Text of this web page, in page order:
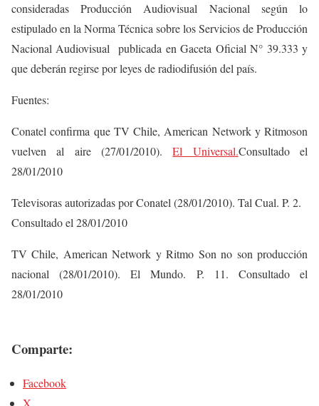
consideradas Producción Audiovisual Nacional según lo
estipulado en la Norma Técnica sobre los Servicios de Producción
Nacional Audiovisual publicada en Gaceta Oficial N° 39.333 y
que deberán regirse por leyes de radiodifusión del país.
Fuentes:
Conatel confirma que TV Chile, American Network y Ritmoson
vuelven al aire (27/01/2010).El Universal.Consultado el
28/01/2010
Televisoras autorizadas por Conatel (28/01/2010). Tal Cual. P. 2.
Consultado el 28/01/2010
TV Chile, American Network y Ritmo Son no son producción
nacional (28/01/2010). El Mundo. P. 11. Consultado el
28/01/2010
Comparte:
Facebook